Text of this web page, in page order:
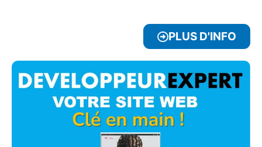
PLUS D'INFO